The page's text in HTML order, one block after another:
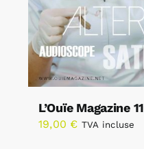
L’Ouïe Magazine
19,00 € TVA incluse